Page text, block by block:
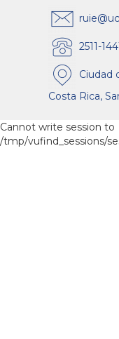
2511-
Ciudad
Costa Rica,
Cannot write session to
/tmp/vufind_sessions/